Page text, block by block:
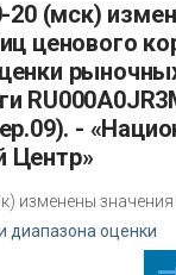
ценового
-
Центр»
изменены
диапазона оценки